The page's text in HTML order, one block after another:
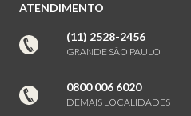
ATENDIMENTO
(11) 2528-2456
GRANDE SÃO PAULO
0800 006 6020
DEMAIS LOCALIDADES